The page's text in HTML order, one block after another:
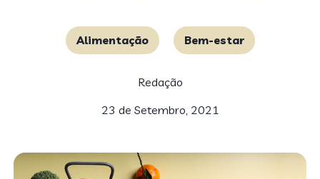
Alimentação Bem-estar
Redação
23 de Setembro, 2021